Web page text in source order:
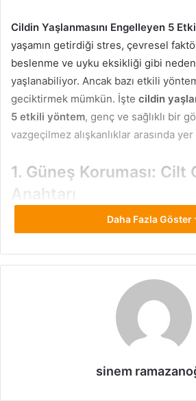
Cildin Yaşlanmasını Engelleyen 5
yaşamın getirdiği stres, çevresel
beslenme ve uyku eksikliği gibi
yaşlanabiliyor. Ancak bazı etkili
geciktirmek mümkün. İşte cildin
5 etkili yöntem, genç ve sağlıklı bir
vazgeçilmez alışkanlıklar arasında yer
1. Güneş Koruması: Cilt
Anahtarı
Güneş ışınları, cildin erken
ciltte kolajen kaybına, leke oluşumuna
cilt sağlığı için bir lüks değil,
30 SPF ve üzeri güneş koruyucular,
karşı korunmasını sağlar. Güneş
aylarında da etkili olduğu için yıl
kullanmak oldukça önemlidir. Ayrıca
Daha Fazla Göster
sinem